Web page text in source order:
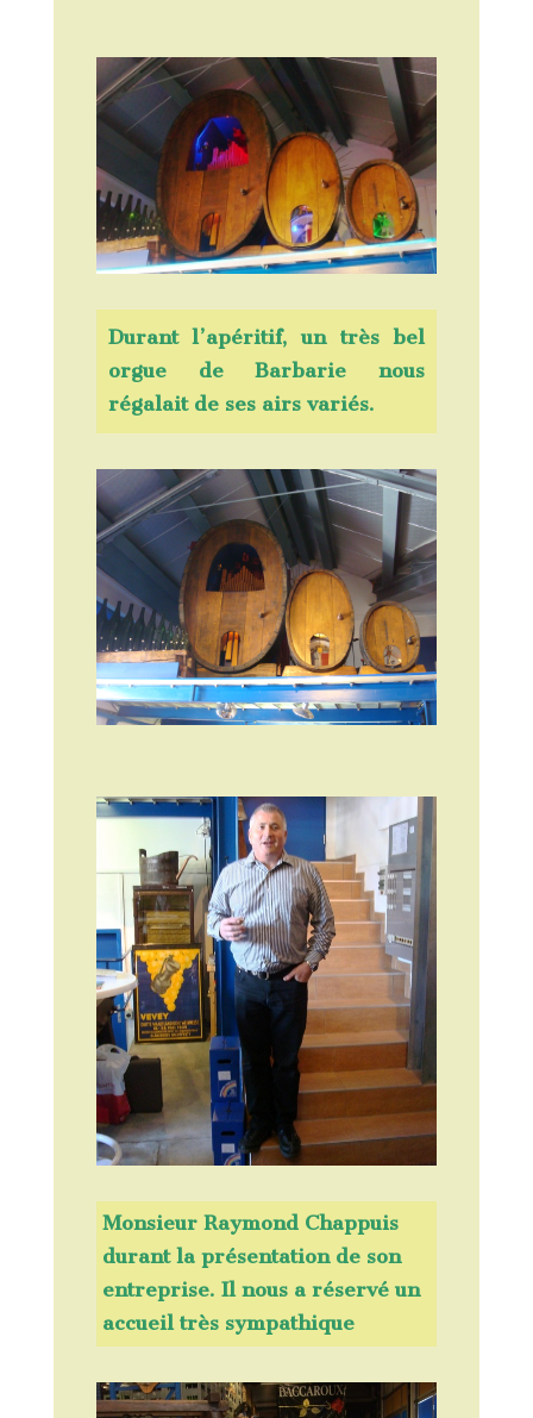
Durant l’apéritif, un très bel
orgue de Barbarie nous
régalait de ses airs variés.
Monsieur Raymond Chappuis
durant la présentation de son
entreprise. Il nous a réservé un
accueil très sympathique